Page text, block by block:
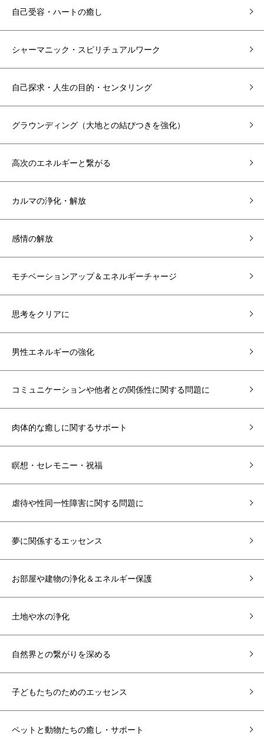
自己受容・ハートの癒し
シャーマニック・スピリチュアルワーク
自己探求・人生の目的・センタリング
グラウンディング（大地との結びつきを強化）
高次のエネルギーと繋がる
カルマの浄化・解放
感情の解放
モチベーションアップ＆エネルギーチャージ
思考をクリアに
男性エネルギーの強化
コミュニケーションや他者との関係性に関する問題に
肉体的な癒しに関するサポート
瞑想・セレモニー・祝福
虐待や性同一性障害に関する問題に
夢に関係するエッセンス
お部屋や建物の浄化＆エネルギー保護
土地や水の浄化
自然界との繋がりを深める
子どもたちのためのエッセンス
ペットと動物たちの癒し・サポート